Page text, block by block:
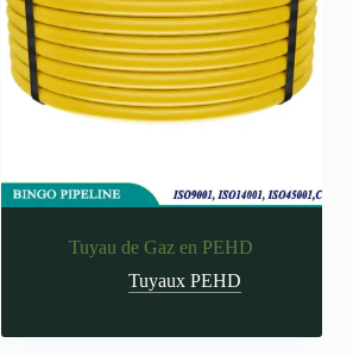
Tuyau de Gaz en PEHD
Tuyaux PEHD